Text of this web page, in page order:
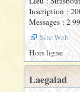
Inscription :
Messages : 2
Site Web
Hors ligne
Laegalad